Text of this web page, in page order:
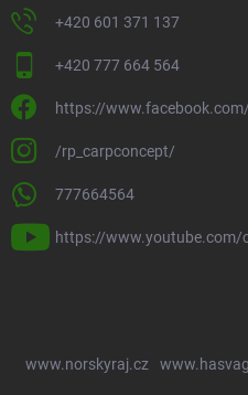
+420 601 371 137
+420 777 664 564
https://
/rp_carpconcept/
777664564
https://www.youtube.com/
www.norskyraj.cz